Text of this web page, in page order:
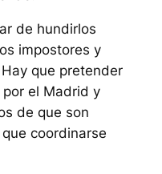
de hundirlos
impostores y
que pretender
el Madrid y
de que son
coordinarse